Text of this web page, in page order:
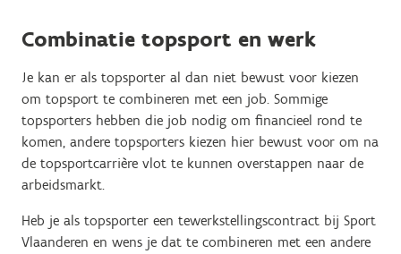
Combinatie topsport en werk
Je kan er als topsporter al dan niet bewust voor kiezen
om topsport te combineren met een job. Sommige
topsporters hebben die job nodig om financieel rond te
komen, andere topsporters kiezen hier bewust voor om na
de topsportcarrière vlot te kunnen overstappen naar de
arbeidsmarkt.​
Heb je als topsporter een tewerkstellingscontract bij Sport
Vlaanderen en wens je dat te combineren met een andere